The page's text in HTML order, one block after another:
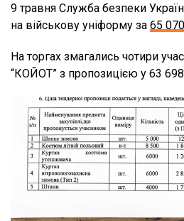
9 травня Служба безпеки
на військову уніформу за 65
На торгах змагались чотири
“КОЙОТ” з пропозицією у 63 698